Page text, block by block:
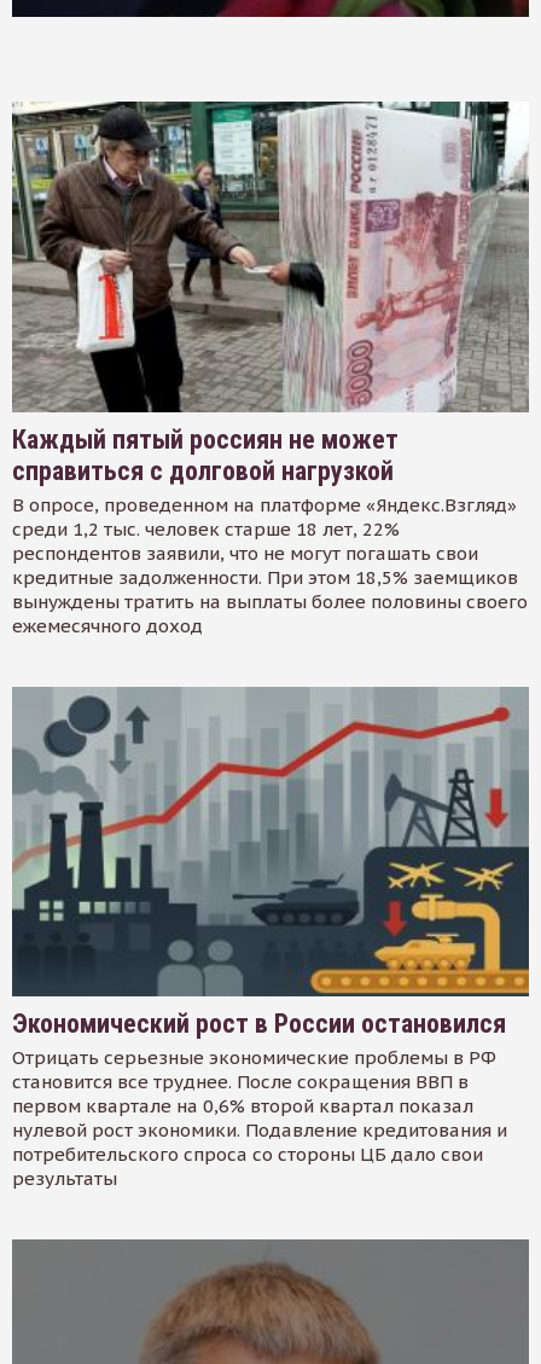
Каждый пятый россиян не может
справиться с долговой нагрузкой
В опросе, проведенном на платформе «Яндекс.Взгляд»
среди 1,2 тыс. человек старше 18 лет, 22%
респондентов заявили, что не могут погашать свои
кредитные задолженности. При этом 18,5% заемщиков
вынуждены тратить на выплаты более половины своего
ежемесячного доход
Экономический рост в России остановился
Отрицать серьезные экономические проблемы в РФ
становится все труднее. После сокращения ВВП в
первом квартале на 0,6% второй квартал показал
нулевой рост экономики. Подавление кредитования и
потребительского спроса со стороны ЦБ дало свои
результаты